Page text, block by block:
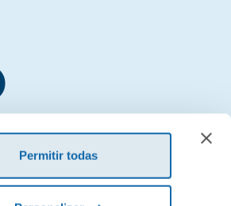
Permitir todas